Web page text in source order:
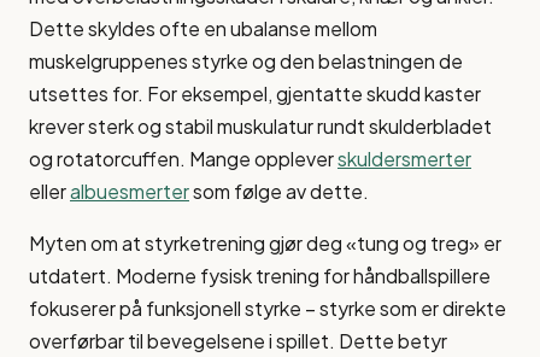
Dette skyldes ofte en ubalanse mellom
muskelgruppenes styrke og den belastningen de
utsettes for. For eksempel, gjentatte skudd kaster
krever sterk og stabil muskulatur rundt skulderbladet
og rotatorcuffen. Mange oppleverskuldersmerter
elleralbuesmertersom følge av dette.
Myten om at styrketrening gjør deg «tung og treg» er
utdatert. Moderne fysisk trening for håndballspillere
fokuserer på funksjonell styrke – styrke som er direkte
overførbar til bevegelsene i spillet. Dette betyr